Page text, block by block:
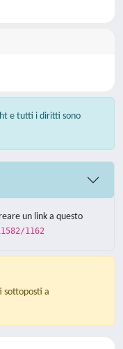
e tutti i diritti sono
un link a questo
1162
sottoposti a